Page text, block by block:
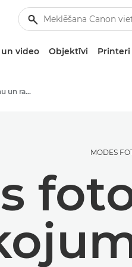
video Objektīvi Printeri
Stāsti par fotografēšanu un radošumu
MODES